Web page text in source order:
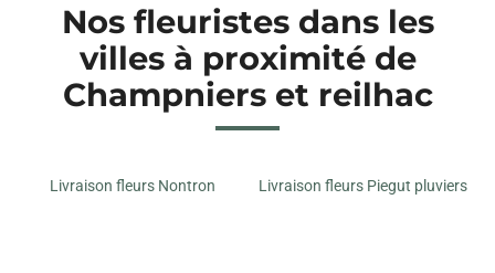
Nos fleuristes dans les
villes à proximité de
Champniers et reilhac
Livraison fleurs Nontron Livraison fleurs Piegut pluviers